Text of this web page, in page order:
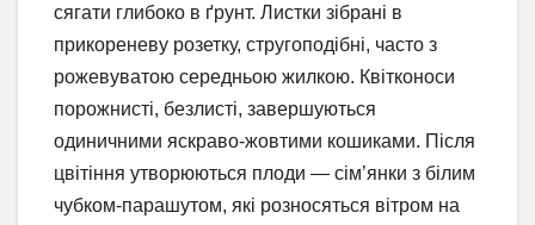
сягати глибоко в ґрунт. Листки зібрані в
прикореневу розетку, стругоподібні, часто з
рожевуватою середньою жилкою. Квітконоси
порожнисті, безлисті, завершуються
одиничними яскраво-жовтими кошиками. Після
цвітіння утворюються плоди — сім’янки з білим
чубком-парашутом, які розносяться вітром на